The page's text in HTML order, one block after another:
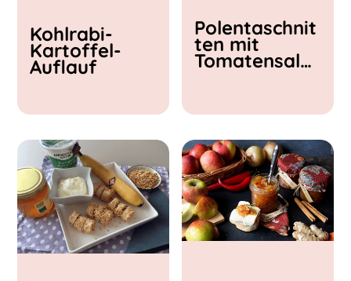
Kohlrabi-
Kartoffel-
Auflauf
Polentaschnit
ten mit
Tomatensalat